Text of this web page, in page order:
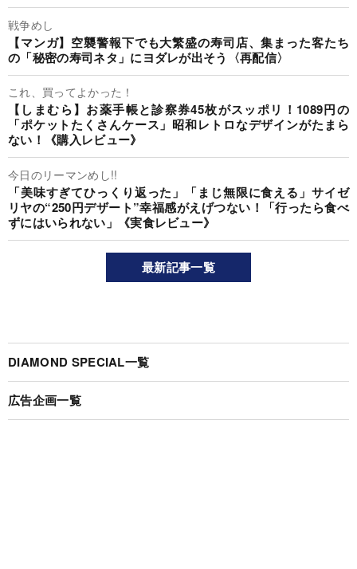
戦争めし
【マンガ】空襲警報下でも大繁盛の寿司店、集まった客たち
の「秘密の寿司ネタ」にヨダレが出そう〈再配信〉
これ、買ってよかった！
【しまむら】お薬手帳と診察券45枚がスッポリ！1089円の
「ポケットたくさんケース」昭和レトロなデザインがたまら
ない！《購入レビュー》
今日のリーマンめし!!
「美味すぎてひっくり返った」「まじ無限に食える」サイゼ
リヤの“250円デザート”幸福感がえげつない！「行ったら食べ
ずにはいられない」《実食レビュー》
最新記事一覧
DIAMOND SPECIAL一覧
広告企画一覧